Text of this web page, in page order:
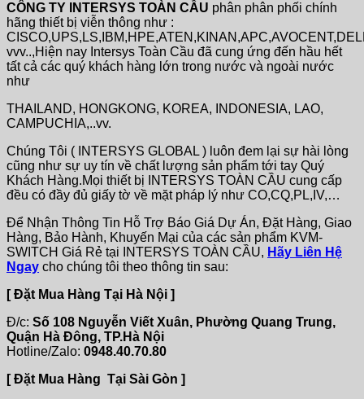
CÔNG TY INTERSYS TOÀN CẦU phân phân phối chính
hãng thiết bị viễn thông như :
vvv..,Hiện nay Intersys Toàn Cầu đã cung ứng đến hầu hết
tất cả các quý khách hàng lớn trong nước và ngoài nước
như
THAILAND, HONGKONG, KOREA, INDONESIA, LAO,
CAMPUCHIA,..vv.
Chúng Tôi ( INTERSYS GLOBAL ) luôn đem lại sự hài lòng
cũng như sự uy tín về chất lượng sản phẩm tới tay Quý
Khách Hàng.Mọi thiết bị INTERSYS TOÀN CẦU cung cấp
đều có đầy đủ giấy tờ về mặt pháp lý như CO,CQ,PL,IV,…
Để Nhận Thông Tin Hỗ Trợ Báo Giá Dự Án, Đặt Hàng, Giao
Hàng, Bảo Hành, Khuyến Mại của các sản phẩm KVM-
SWITCH Giá Rẻ tại INTERSYS TOÀN CẦU, Hãy Liên Hệ
Ngay cho chúng tôi theo thông tin sau:
[ Đặt Mua Hàng Tại Hà Nội ]
Đ/c: Số 108 Nguyễn Viết Xuân, Phường Quang Trung,
Quận Hà Đông, TP.Hà Nội
Hotline/Zalo: 0948.40.70.80
[ Đặt Mua Hàng Tại Sài Gòn ]